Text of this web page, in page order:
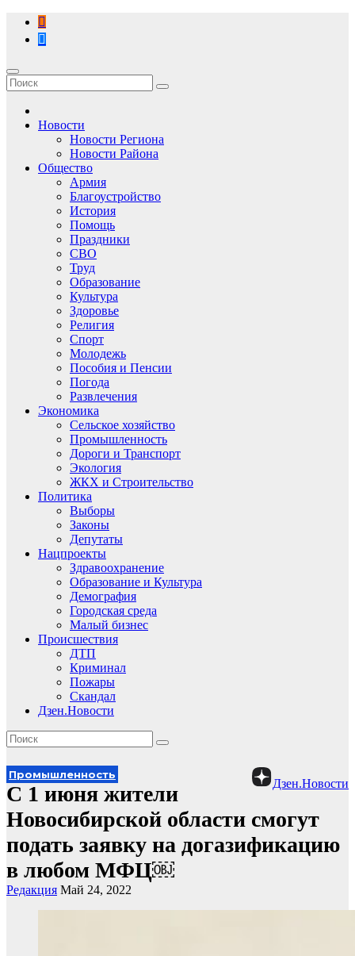
Перейти
содержимому
Новости
Новости Региона
Новости Района
Общество
Армия
Благоустройство
История
Помощь
Праздники
СВО
Труд
Образование
Культура
Здоровье
Религия
Спорт
Молодежь
Пособия и Пенсии
Погода
Развлечения
Экономика
Сельское хозяйство
Промышленность
Дороги и Транспорт
Экология
ЖКХ и Строительство
Политика
Выборы
Законы
Депутаты
Нацпроекты
Здравоохранение
Образование и Культура
Демография
Городская среда
Малый бизнес
Происшествия
ДТП
Криминал
Пожары
Скандал
Дзен.Новости
Дзен.Новости
Промышленность
С 1 июня жители
Новосибирской области смогут
подать заявку на догазификацию
в любом МФЦ￼
Редакция Май 24, 2022